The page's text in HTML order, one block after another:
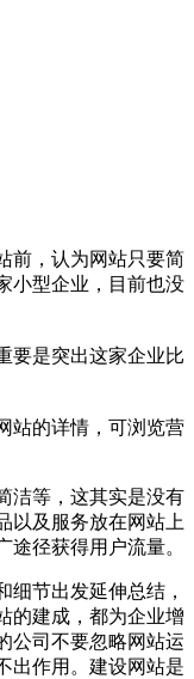
前，认为网站只要简
小型企业，目前也没
要是突出这家企业比
站的详情，可浏览营
洁等，这其实是没有
以及服务放在网站上
径获得用户流量。
节出发延伸总结，
的建成，都为企业增
公司不要忽略网站运
出作用。建设网站是